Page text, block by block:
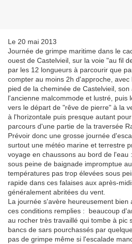
Le 20 mai 2013
Journée de grimpe maritime dans le
ouest de Castelvieil, sur la voie "au fil
par les 12 longueurs à parcourir que
compter au moins 2h d'approche,
pied de la cheminée de Castelvieil,
l'ancienne malcommode et lustré, puis
vers le départ de "rêve de pierre" à la
à l'horizontale puis presque autant
parcours d'une partie de la traversée
Prévoir donc une grosse journée
surtout une météo marine et terrestre
voyage en chaussons au bord de l'eau
sous peine de baignade impromptue
températures pas trop élevées sous
rapide dans ces falaises aux après-
généralement abritées du vent.
La journée s'avère heureusement bien
ces conditions remplies : beaucoup
au rocher très travaillé qui tombe à pic
bancs de sars pourchassés par
pas de grimpe même si l'escalade